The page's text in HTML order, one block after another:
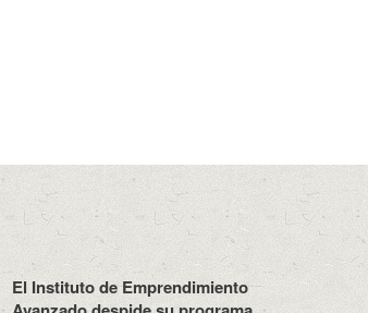
El Instituto de Emprendimiento